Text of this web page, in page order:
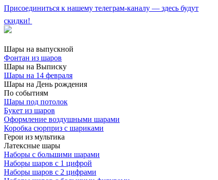
Присоединиться к нашему телеграм-каналу — здесь будут
скидки!
Шары на выпускной
Фонтан из шаров
Шары на Выписку
Шары на 14 февраля
Шары на День рождения
По событиям
Шары под потолок
Букет из шаров
Оформление воздушными шарами
Коробка сюрприз с шариками
Герои из мультика
Латексные шары
Наборы с большими шарами
Наборы шаров с 1 цифрой
Наборы шаров с 2 цифрами